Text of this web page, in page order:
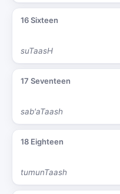
16 Sixteen
suTaasH
17 Seventeen
sab'aTaash
18 Eighteen
tumunTaash